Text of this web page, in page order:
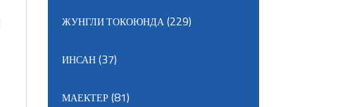
ЖУНГЛИ ТОКОЮНДА(229)
ИНСАН(37)
МАЕКТЕР(81)